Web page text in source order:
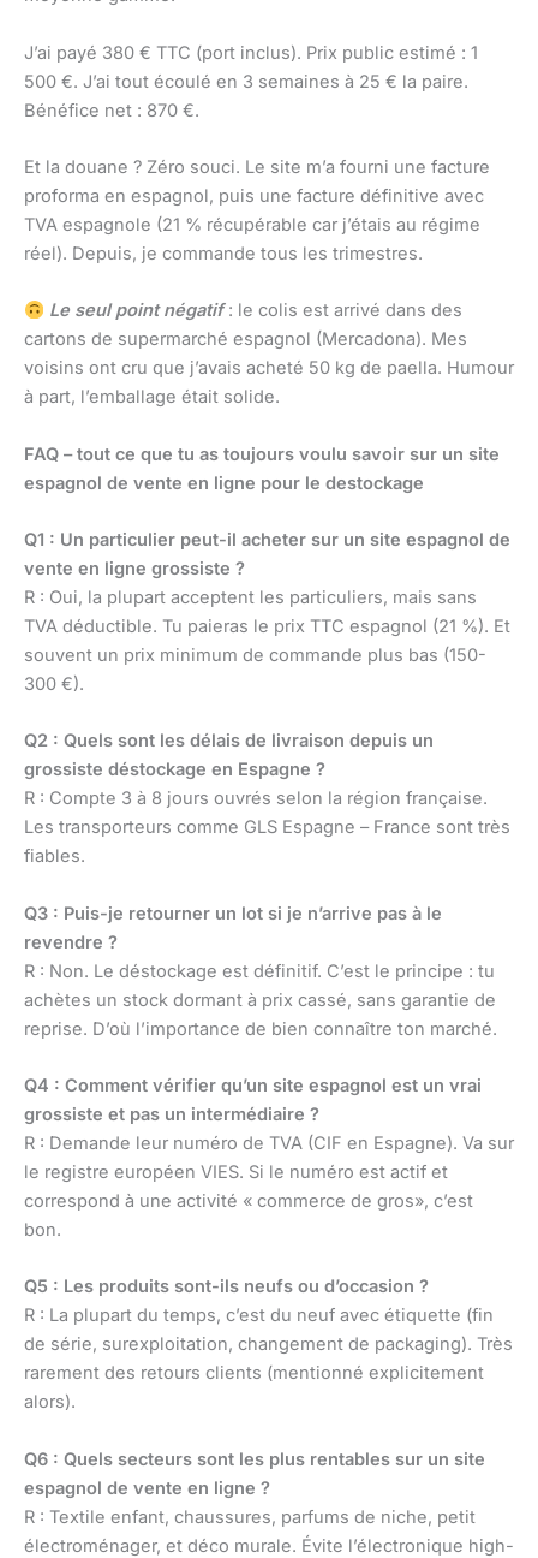
J’ai payé 380 € TTC (port inclus). Prix public estimé : 1
500 €. J’ai tout écoulé en 3 semaines à 25 € la paire.
Bénéfice net : 870 €.
Et la douane ? Zéro souci. Le site m’a fourni une facture
proforma en espagnol, puis une facture définitive avec
TVA espagnole (21 % récupérable car j’étais au régime
réel). Depuis, je commande tous les trimestres.
Le seul point négatif: le colis est arrivé dans des
cartons de supermarché espagnol (Mercadona). Mes
voisins ont cru que j’avais acheté 50 kg de paella. Humour
à part, l’emballage était solide.
FAQ – tout ce que tu as toujours voulu savoir sur un site
espagnol de vente en ligne pour le destockage
Q1 : Un particulier peut-il acheter sur un site espagnol de
vente en ligne grossiste ?
R : Oui, la plupart acceptent les particuliers, mais sans
TVA déductible. Tu paieras le prix TTC espagnol (21 %). Et
souvent un prix minimum de commande plus bas (150-
300 €).
Q2 : Quels sont les délais de livraison depuis un
grossiste déstockage en Espagne ?
R : Compte 3 à 8 jours ouvrés selon la région française.
Les transporteurs comme GLS Espagne – France sont très
fiables.
Q3 : Puis-je retourner un lot si je n’arrive pas à le
revendre ?
R : Non. Le déstockage est définitif. C’est le principe : tu
achètes un stock dormant à prix cassé, sans garantie de
reprise. D’où l’importance de bien connaître ton marché.
Q4 : Comment vérifier qu’un site espagnol est un vrai
grossiste et pas un intermédiaire ?
R : Demande leur numéro de TVA (CIF en Espagne). Va sur
le registre européen VIES. Si le numéro est actif et
correspond à une activité « commerce de gros», c’est
bon.
Q5 : Les produits sont-ils neufs ou d’occasion ?
R : La plupart du temps, c’est du neuf avec étiquette (fin
de série, surexploitation, changement de packaging). Très
rarement des retours clients (mentionné explicitement
alors).
Q6 : Quels secteurs sont les plus rentables sur un site
espagnol de vente en ligne ?
R : Textile enfant, chaussures, parfums de niche, petit
électroménager, et déco murale. Évite l’électronique high-